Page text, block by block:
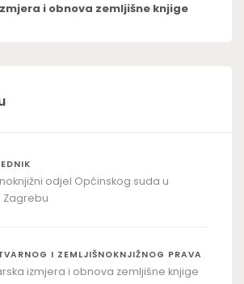
i obnova zemljišne knjige
odjel Općinskog suda u
Zagrebu
I ZEMLJIŠNOKNJIŽNOG PRAVA
izmjera i obnova zemljišne knjige